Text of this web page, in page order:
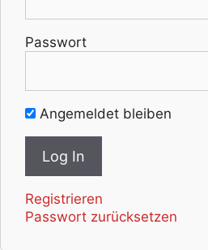
Passwort
Angemeldet bleiben
Registrieren
Passwort zurücksetzen